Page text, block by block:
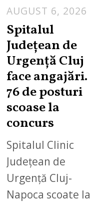
AUGUST 6, 2026
Spitalul
Județean de
Urgență Cluj
face angajări.
76 de posturi
scoase la
concurs
Spitalul Clinic
Județean de
Urgență Cluj-
Napoca scoate la